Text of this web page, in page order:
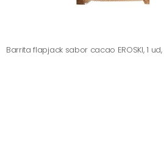
Barrita flapjack sabor cacao EROSKI, 1